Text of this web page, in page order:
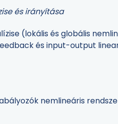
és irányítása
(lokális és globális
és input-output
nemlineáris